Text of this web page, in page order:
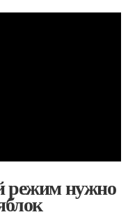
режим нужно